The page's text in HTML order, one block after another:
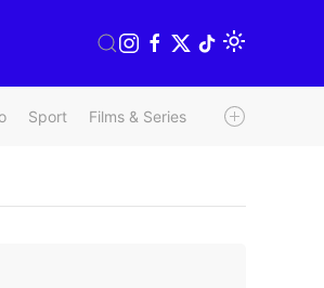
Sport Films & Series Radio & TV